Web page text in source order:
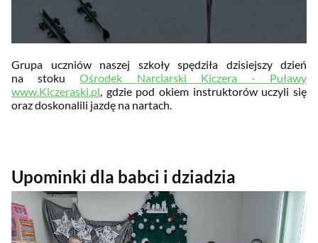
Grupa uczniów naszej szkoły spędziła dzisiejszy dzień
na stokuOśrodek Narciarski Kiczera - Puławy
www.Kiczeraski.pl, gdzie pod okiem instruktorów uczyli się
oraz doskonalili jazdę na nartach.
Upominki dla babci i dziadzia